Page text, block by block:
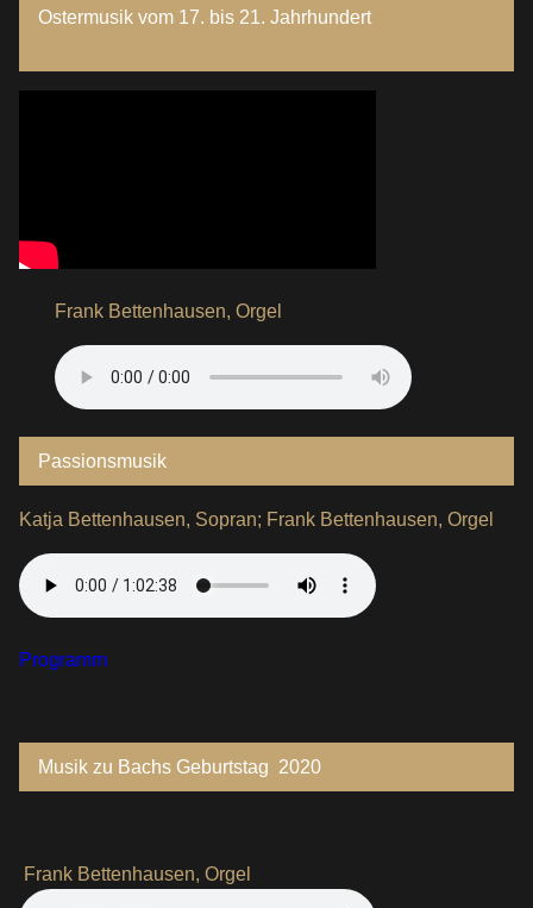
Ostermusik vom 17. bis 21. Jahrhundert
Frank Bettenhausen, Orgel
Passionsmusik
Katja Bettenhausen, Sopran; Frank Bettenhausen, Orgel
Programm
Musik zu Bachs Geburtstag 2020
Frank Bettenhausen, Orgel